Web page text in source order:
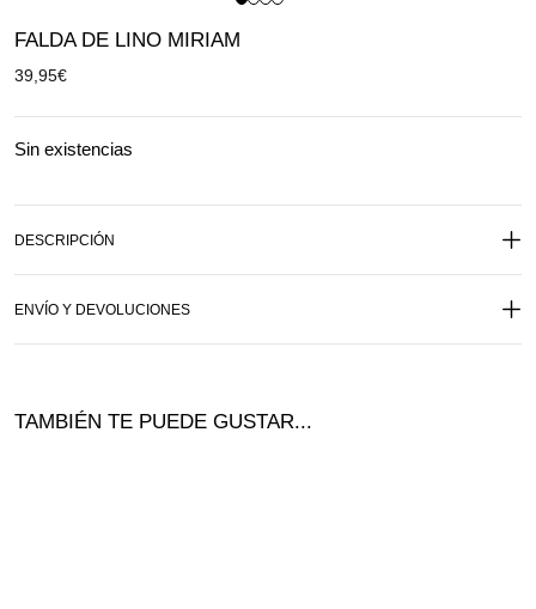
FALDA DE LINO MIRIAM
39,95€
Sin existencias
DESCRIPCIÓN
ENVÍO Y DEVOLUCIONES
TAMBIÉN TE PUEDE GUSTAR...